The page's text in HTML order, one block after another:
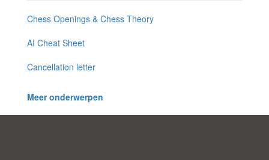
Chess Openings & Chess Theory
AI Cheat Sheet
Cancellation letter
Meer onderwerpen